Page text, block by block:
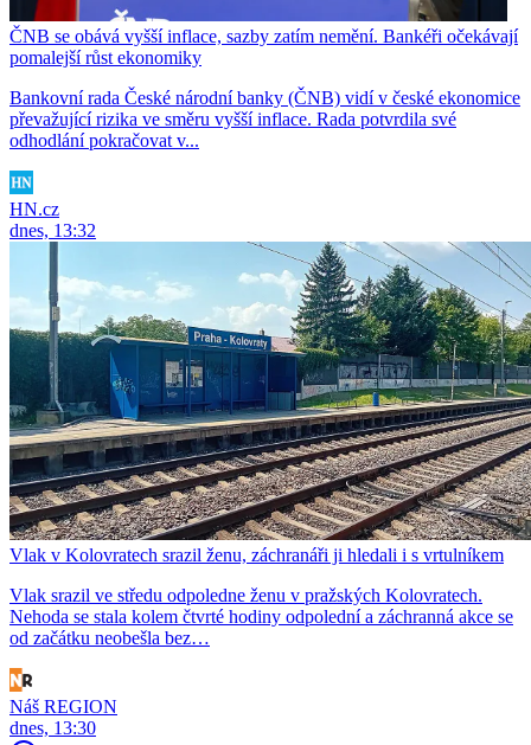
ČNB se obává vyšší inflace, sazby zatím nemění. Bankéři očekávají
pomalejší růst ekonomiky
Bankovní rada České národní banky (ČNB) vidí v české ekonomice
převažující rizika ve směru vyšší inflace. Rada potvrdila své
odhodlání pokračovat v...
HN.cz
dnes, 13:32
Vlak v Kolovratech srazil ženu, záchranáři ji hledali i s vrtulníkem
Vlak srazil ve středu odpoledne ženu v pražských Kolovratech.
Nehoda se stala kolem čtvrté hodiny odpolední a záchranná akce se
od začátku neobešla bez…
Náš REGION
dnes, 13:30